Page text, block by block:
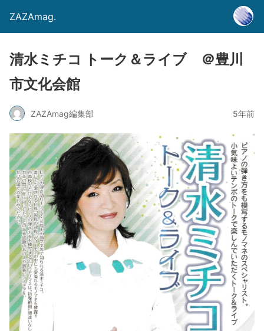
ZAZAmag.
清水ミチコ トーク＆ライブ ＠豊川
市文化会館
ZAZAmag編集部 5年前